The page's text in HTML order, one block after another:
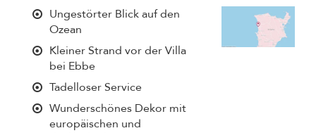
Ungestörter Blick auf den
Ozean
Kleiner Strand vor der Villa
bei Ebbe
Tadelloser Service
Wunderschönes Dekor mit
europäischen und